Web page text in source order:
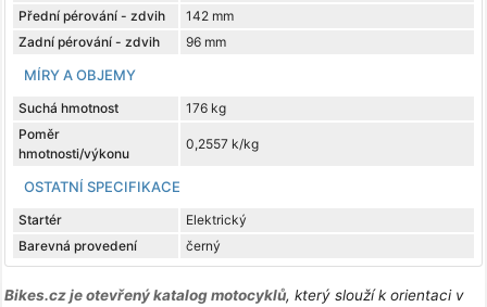
Přední pérování - zdvih
142 mm
Zadní pérování - zdvih
96 mm
MÍRY A OBJEMY
Suchá hmotnost
176 kg
Poměr
hmotnosti/výkonu
0,2557 k/kg
OSTATNÍ SPECIFIKACE
Startér
Elektrický
Barevná provedení
černý
Bikes.cz je otevřený katalog motocyklů, který slouží k orientaci v